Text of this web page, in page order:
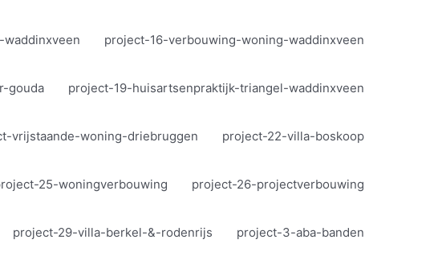
project-16-verbouwing-woning-waddinxveen
gouda project-19-huisartsenpraktijk-triangel-waddinxveen
vrijstaande-woning-driebruggen project-22-villa-boskoop
25-woningverbouwing project-26-projectverbouwing
project-29-villa-berkel-&-rodenrijs project-3-aba-banden